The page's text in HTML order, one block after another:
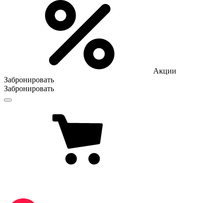
Акции
Забронировать
Забронировать